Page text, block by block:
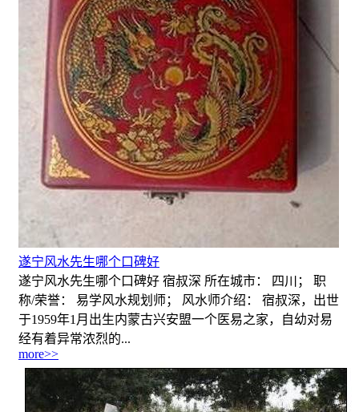
遂宁风水先生哪个口碑好
遂宁风水先生哪个口碑好 宿叔深 所在城市： 四川； 职
称/荣誉： 易学风水规划师； 风水师介绍： 宿叔深，出世
于1959年1月出生内蒙古兴安盟一个医易之家，自幼对易
经有着异常浓烈的...
more>>